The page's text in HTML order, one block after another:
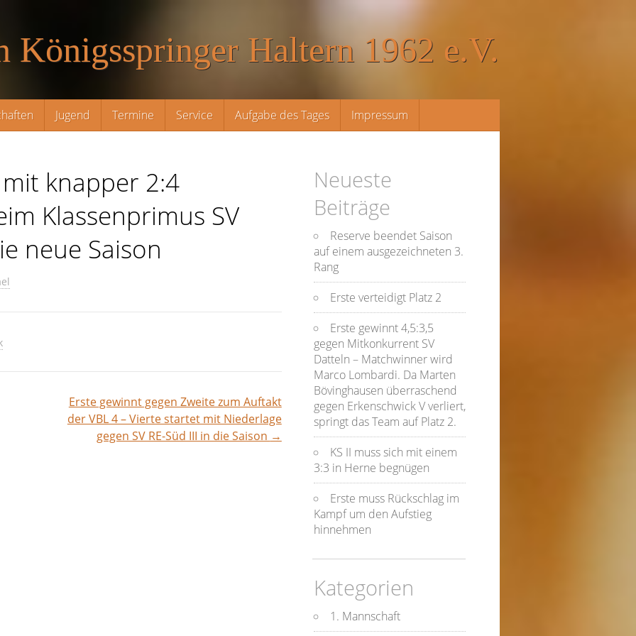
Königsspringer Haltern 1962 e.V.
Jugend Termine Service Aufgabe des Tages Impressum
knapper 2:4
Klassenprimus SV
neue Saison
Erste gewinnt gegen Zweite zum Auftakt
der VBL 4 – Vierte startet mit Niederlage
gegen SV RE-Süd III in die Saison →
Neueste
Beiträge
Reserve beendet Saison
auf einem ausgezeichneten 3.
Rang
Erste verteidigt Platz 2
Erste gewinnt 4,5:3,5
gegen Mitkonkurrent SV
Datteln – Matchwinner wird
Marco Lombardi. Da Marten
Bövinghausen überraschend
gegen Erkenschwick V verliert,
springt das Team auf Platz 2.
KS II muss sich mit einem
3:3 in Herne begnügen
Erste muss Rückschlag im
Kampf um den Aufstieg
hinnehmen
Kategorien
1. Mannschaft